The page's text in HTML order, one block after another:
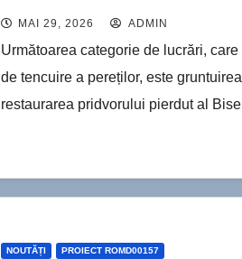
Mare Mucenic Dimitrie”
MAI 29, 2026 ADMIN
Următoarea categorie de lucrări,
de tencuire a pereților, este
restaurarea pridvorului pierdut al
NOUTĂȚI PROIECT ROMD00157